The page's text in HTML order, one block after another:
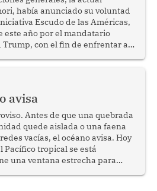
había anunciado su voluntad
Escudo de las Américas,
este año por el mandatario
con el fin de enfrentar al
avisa
Antes de que una quebrada
quede aislada o una faena
vacías, el océano avisa. Hoy
Pacífico tropical se está
una ventana estrecha para